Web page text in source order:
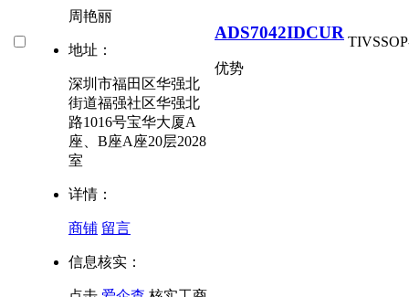
周艳丽
地址：
深圳市福田区华强北
街道福强社区华强北
路1016号宝华大厦A
座、B座A座20层2028
室
详情：
商铺 留言
信息核实：
ADS7042IDCUR
优势
TI